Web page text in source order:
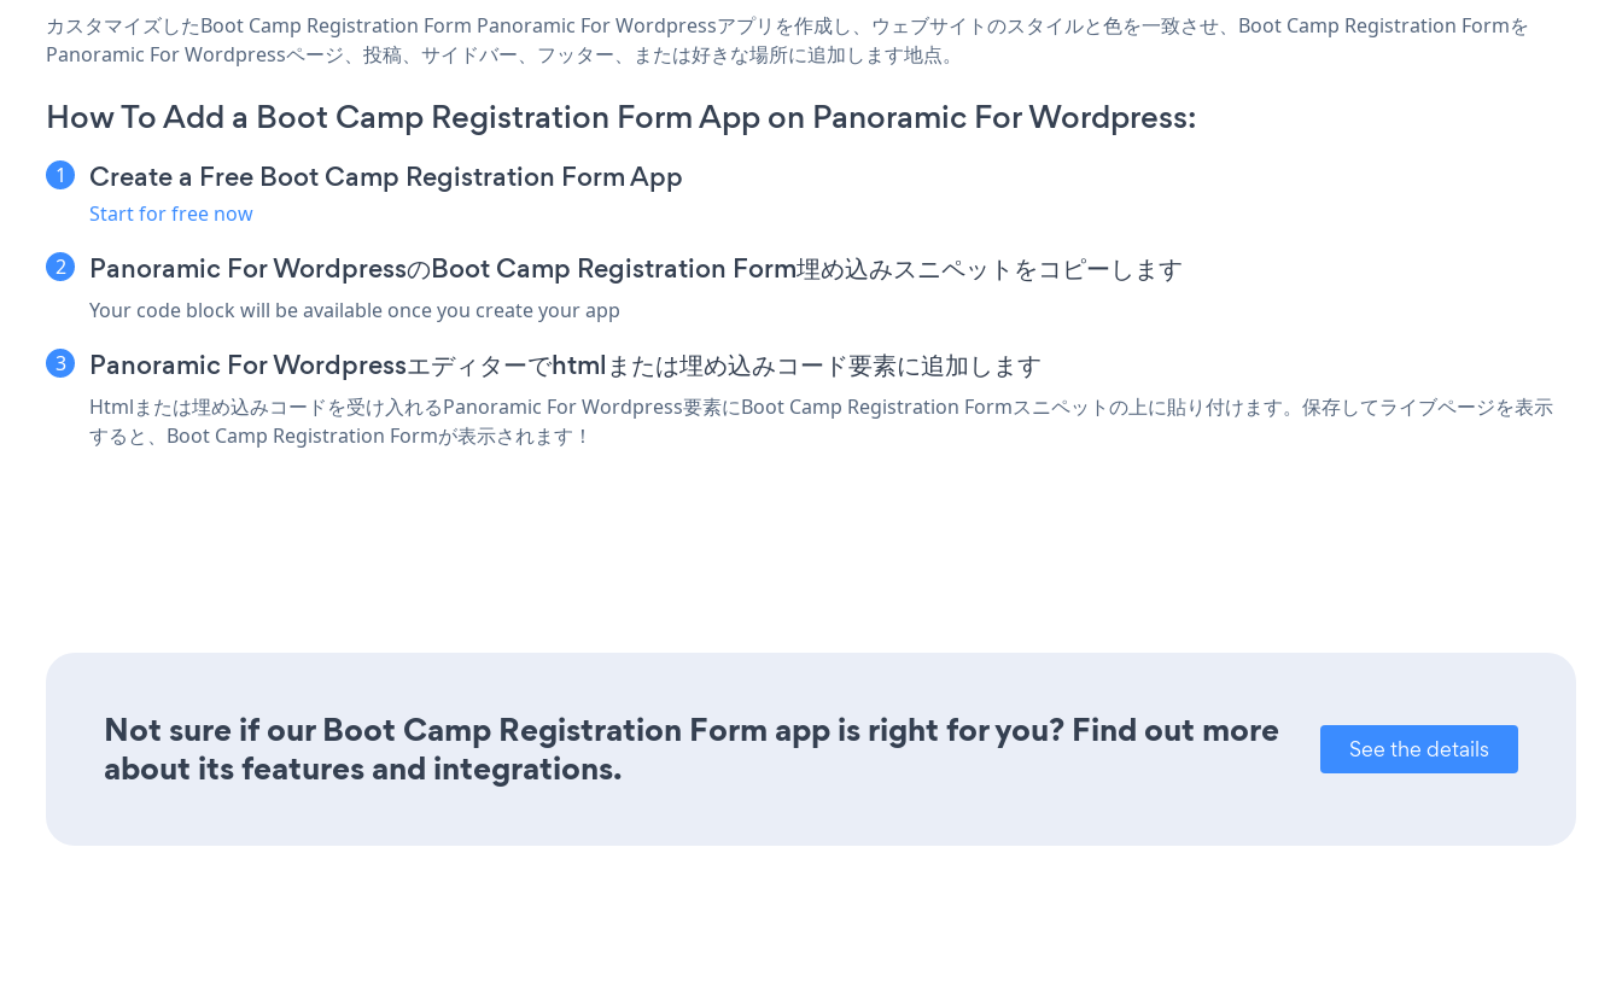
カスタマイズしたBoot Camp Registration Form Panoramic For Wordpressアプリを作成し、ウェブサイトのスタイルと色を一致させ、Boot Camp Registration Formを
Panoramic For Wordpressページ、投稿、サイドバー、フッター、または好きな場所に追加します地点。
How To Add a Boot Camp Registration Form App on Panoramic For Wordpress:
Create a Free Boot Camp Registration Form App
Start for free now
Panoramic For WordpressのBoot Camp Registration Form埋め込みスニペットをコピーします
Your code block will be available once you create your app
Panoramic For Wordpressエディターでhtmlまたは埋め込みコード要素に追加します
Htmlまたは埋め込みコードを受け入れるPanoramic For Wordpress要素にBoot Camp Registration Formスニペットの上に貼り付けます。保存してライブページを表示
すると、Boot Camp Registration Formが表示されます！
Not sure if our Boot Camp Registration Form app is right for you? Find out more
about its features and integrations.
See the details